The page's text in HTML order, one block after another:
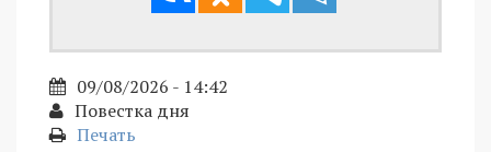
09/08/2026 - 14:42
Повестка дня
Печать